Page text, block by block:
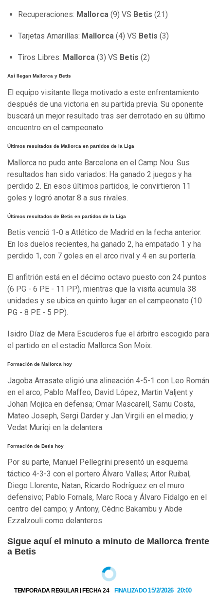
Recuperaciones: Mallorca (9) VS Betis (21)
Tarjetas Amarillas: Mallorca (4) VS Betis (3)
Tiros Libres: Mallorca (3) VS Betis (2)
Así llegan Mallorca y Betis
El equipo visitante llega motivado a este enfrentamiento
después de una victoria en su partida previa. Su oponente
buscará un mejor resultado tras ser derrotado en su último
encuentro en el campeonato.
Últimos resultados de Mallorca en partidos de la Liga
Mallorca no pudo ante Barcelona en el Camp Nou. Sus
resultados han sido variados: Ha ganado 2 juegos y ha
perdido 2. En esos últimos partidos, le convirtieron 11
goles y logró anotar 8 a sus rivales.
Últimos resultados de Betis en partidos de la Liga
Betis venció 1-0 a Atlético de Madrid en la fecha anterior.
En los duelos recientes, ha ganado 2, ha empatado 1 y ha
perdido 1, con 7 goles en el arco rival y 4 en su portería.
El anfitrión está en el décimo octavo puesto con 24 puntos
(6 PG - 6 PE - 11 PP), mientras que la visita acumula 38
unidades y se ubica en quinto lugar en el campeonato (10
PG - 8 PE - 5 PP).
Isidro Díaz de Mera Escuderos fue el árbitro escogido para
el partido en el estadio Mallorca Son Moix.
Formación de Mallorca hoy
Jagoba Arrasate eligió una alineación 4-5-1 con Leo Román
en el arco; Pablo Maffeo, David López, Martin Valjent y
Johan Mojica en defensa; Omar Mascarell, Samu Costa,
Mateo Joseph, Sergi Darder y Jan Virgili en el medio; y
Vedat Muriqi en la delantera.
Formación de Betis hoy
Por su parte, Manuel Pellegrini presentó un esquema
táctico 4-3-3 con el portero Álvaro Valles; Aitor Ruibal,
Diego Llorente, Natan, Ricardo Rodrí­guez en el muro
defensivo; Pablo Fornals, Marc Roca y Álvaro Fidalgo en el
centro del campo; y Antony, Cédric Bakambu y Abde
Ezzalzouli como delanteros.
Sigue aquí el minuto a minuto de Mallorca frente
a Betis